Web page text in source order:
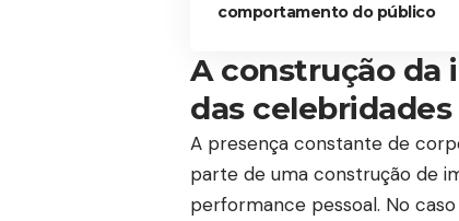
comportamento do público
A construção da
das celebridades
A presença constante de
parte de uma construção de
performance pessoal. No